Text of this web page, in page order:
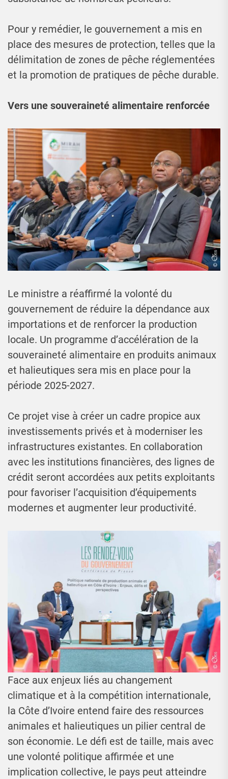
Pour y remédier, le gouvernement a mis en
place des mesures de protection, telles que la
délimitation de zones de pêche réglementées
et la promotion de pratiques de pêche durable.
Vers une souveraineté alimentaire renforcée
Le ministre a réaffirmé la volonté du
gouvernement de réduire la dépendance aux
importations et de renforcer la production
locale. Un programme d’accélération de la
souveraineté alimentaire en produits animaux
et halieutiques sera mis en place pour la
période 2025-2027.
Ce projet vise à créer un cadre propice aux
investissements privés et à moderniser les
infrastructures existantes. En collaboration
avec les institutions financières, des lignes de
crédit seront accordées aux petits exploitants
pour favoriser l’acquisition d’équipements
modernes et augmenter leur productivité.
Face aux enjeux liés au changement
climatique et à la compétition internationale,
la Côte d’Ivoire entend faire des ressources
animales et halieutiques un pilier central de
son économie. Le défi est de taille, mais avec
une volonté politique affirmée et une
implication collective, le pays peut atteindre